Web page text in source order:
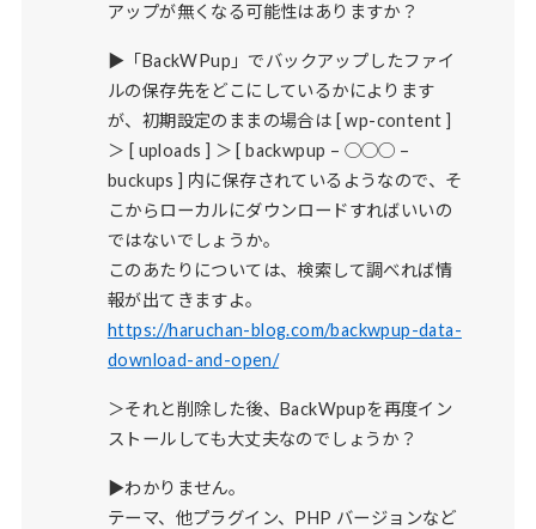
アップが無くなる可能性はありますか？
▶「BackWPup」でバックアップしたファイ
ルの保存先をどこにしているかによります
が、初期設定のままの場合は [ wp-content ]
＞ [ uploads ] ＞ [ backwpup – ◯◯◯ –
buckups ] 内に保存されているようなので、そ
こからローカルにダウンロードすればいいの
ではないでしょうか。
このあたりについては、検索して調べれば情
報が出てきますよ。
https://haruchan-blog.com/backwpup-data-
download-and-open/
＞それと削除した後、BackWpupを再度イン
ストールしても大丈夫なのでしょうか？
▶わかりません。
テーマ、他プラグイン、PHP バージョンなど